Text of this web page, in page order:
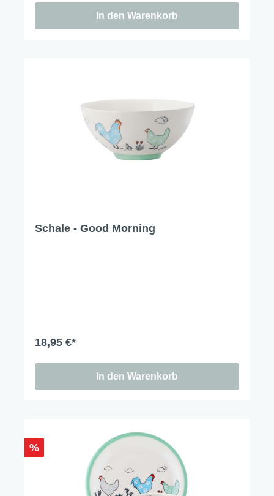
In den Warenkorb
Schale - Good Morning
18,95 €*
In den Warenkorb
%